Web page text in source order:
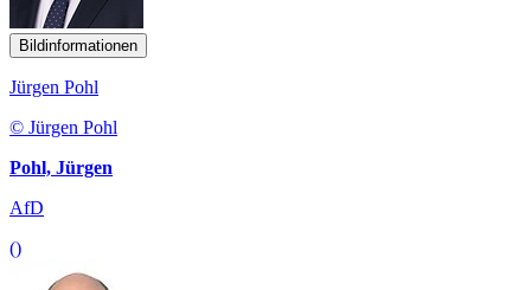
Bildinformationen
Jürgen Pohl
© Jürgen Pohl
Pohl, Jürgen
AfD
()